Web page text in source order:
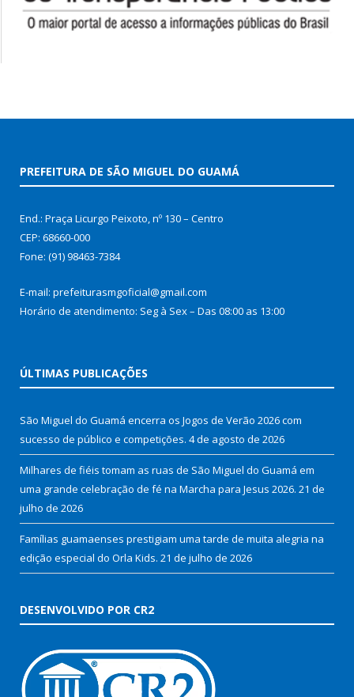
PREFEITURA DE SÃO MIGUEL DO GUAMÁ
End.: Praça Licurgo Peixoto, nº 130 – Centro
CEP: 68660-000
Fone: (91) 98463-7384
E-mail: prefeiturasmgoficial@gmail.com
Horário de atendimento: Seg à Sex – Das 08:00 as 13:00
ÚLTIMAS PUBLICAÇÕES
São Miguel do Guamá encerra os Jogos de Verão 2026 com
sucesso de público e competições. 4 de agosto de 2026
Milhares de fiéis tomam as ruas de São Miguel do Guamá em
uma grande celebração de fé na Marcha para Jesus 2026. 21 de
julho de 2026
Famílias guamaenses prestigiam uma tarde de muita alegria na
edição especial do Orla Kids. 21 de julho de 2026
DESENVOLVIDO POR CR2